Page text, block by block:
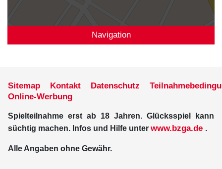
Navigation
Sitemap Kontakt Datenschutz
Online-Werbung
Spielteilnahme erst ab 18 Jahren. Glücksspiel kann
süchtig machen. Infos und Hilfe unter www.bzga.de .
Alle Angaben ohne Gewähr.